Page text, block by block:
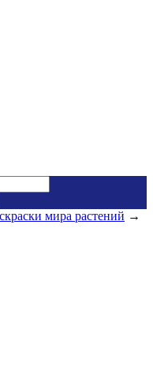
мира растений →